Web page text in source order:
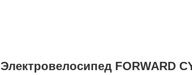
Электровелосипед FORWARD